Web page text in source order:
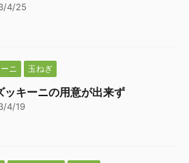
4/25
ニ 玉ねぎ
ッキーニの用意が出来ず
4/19